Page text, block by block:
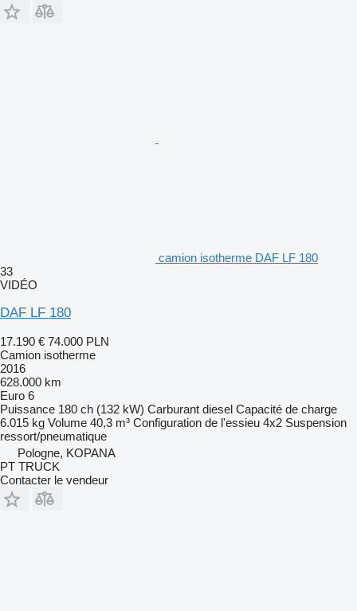
camion isotherme DAF LF 180
33
VIDÉO
DAF LF 180
17.190 € 74.000 PLN
Camion isotherme
2016
628.000 km
Euro 6
Puissance 180 ch (132 kW) Carburant diesel Capacité de charge
6.015 kg Volume 40,3 m³ Configuration de l'essieu 4x2 Suspension
ressort/pneumatique
Pologne, KOPANA
PT TRUCK
Contacter le vendeur